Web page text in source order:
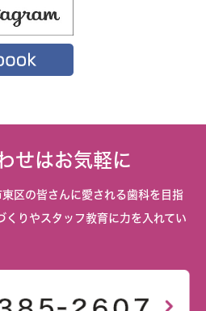
せはお気軽に
区の皆さんに愛される歯科を目指
くりやスタッフ教育に力を入れてい